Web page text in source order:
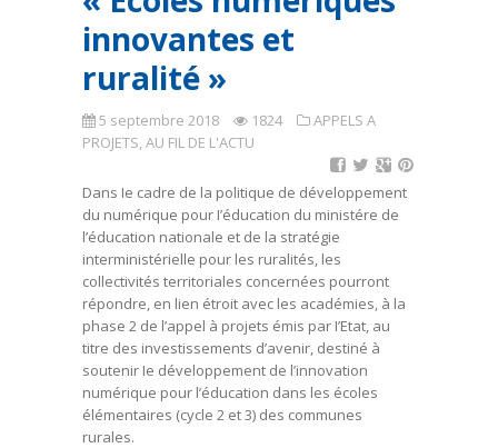
innovantes et
ruralité »
5 septembre 2018 1824
APPELS A
PROJETS,AU FIL DE L'ACTU
Dans Ie cadre de la politique de développement
du numérique pour I’éducation du ministére de
l’éducation nationale et de la stratégie
interministérielle pour les ruralités, les
collectivités territoriales concernées pourront
répondre, en lien étroit avec les académies, à la
phase 2 de l’appel à projets émis par I’Etat, au
titre des investissements d’avenir, destiné à
soutenir Ie développement de l’innovation
numérique pour l’éducation dans les écoles
élémentaires (cycle 2 et 3) des communes
rurales.